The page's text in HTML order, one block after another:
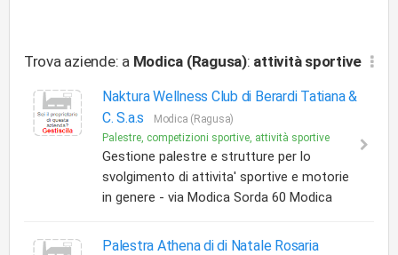
Trova aziende: a Modica (Ragusa): attività sportive
Naktura Wellness Club di Berardi Tatiana &
C. S.a.s
Modica (Ragusa)
Palestre, competizioni sportive, attività sportive
Gestione palestre e strutture per lo
svolgimento di attivita' sportive e motorie
in genere - via Modica Sorda 60 Modica
Palestra Athena di di Natale Rosaria